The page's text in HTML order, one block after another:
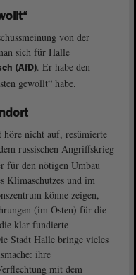
von der
sich für Halle
(AfD). Er habe den
gewollt“ habe.
höre nicht auf, resümierte
russischen Angriffskrieg
für den nötigen Umbau
Klimaschutzes und im
könne zeigen,
(im Osten) für die
klar fundierte
Stadt Halle bringe vieles
ihre
mit dem